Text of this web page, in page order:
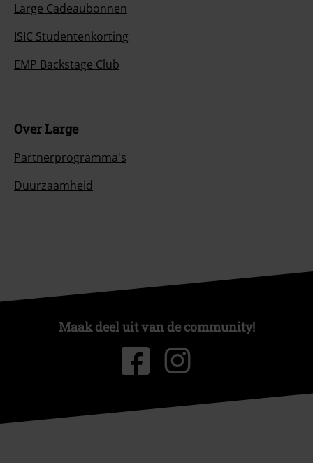
Large Cadeaubonnen
ISIC Studentenkorting
EMP Backstage Club
Over Large
Partnerprogramma's
Duurzaamheid
Maak deel uit van de community!